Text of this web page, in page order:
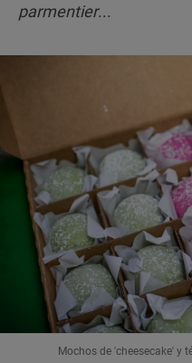
parmentier...
Mochos de 'cheesecake' y